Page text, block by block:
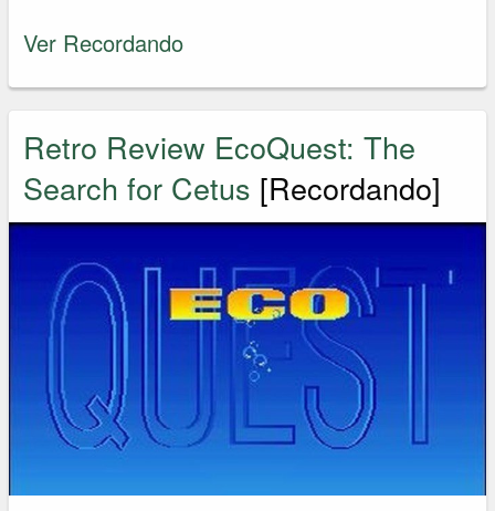
Ver Recordando
Retro Review EcoQuest: The
Search for Cetus [Recordando]